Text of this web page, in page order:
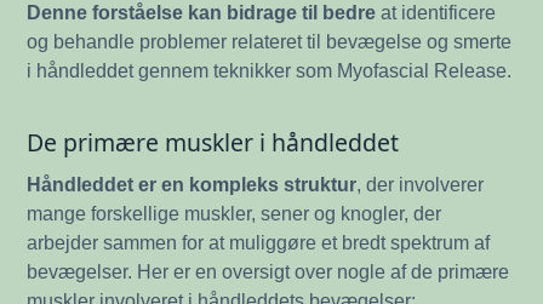
Denne forståelse kan bidrage til bedre at identificere
og behandle problemer relateret til bevægelse og smerte
i håndleddet gennem teknikker som Myofascial Release.
De primære muskler i håndleddet
Håndleddet er en kompleks struktur, der involverer
mange forskellige muskler, sener og knogler, der
arbejder sammen for at muliggøre et bredt spektrum af
bevægelser. Her er en oversigt over nogle af de primære